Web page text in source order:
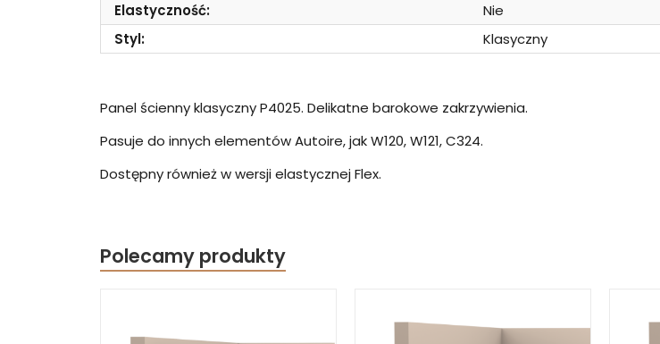
Elastyczność:
Nie
Styl:
Klasyczny
Panel ścienny klasyczny P4025. Delikatne barokowe zakrzywienia.
Pasuje do innych elementów Autoire, jak W120, W121, C324.
Dostępny również w wersji elastycznej Flex.
Polecamy produkty